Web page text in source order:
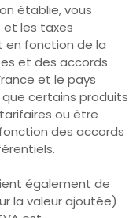
établie, vous
et les taxes
en fonction de la
et des accords
et le pays
certains produits
ou être
des accords
également de
la valeur ajoutée)